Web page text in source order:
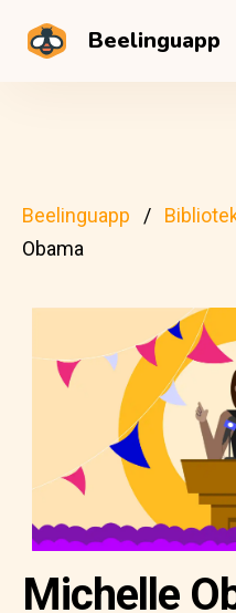
Beelinguapp
Beelinguapp
Obama
Michelle